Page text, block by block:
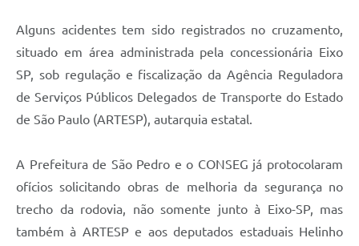
Alguns acidentes tem sido registrados no cruzamento,
situado em área administrada pela concessionária Eixo
SP, sob regulação e fiscalização da Agência Reguladora
de Serviços Públicos Delegados de Transporte do Estado
de São Paulo (ARTESP), autarquia estatal.
A Prefeitura de São Pedro e o CONSEG já protocolaram
ofícios solicitando obras de melhoria da segurança no
trecho da rodovia, não somente junto à Eixo-SP, mas
também à ARTESP e aos deputados estaduais Helinho